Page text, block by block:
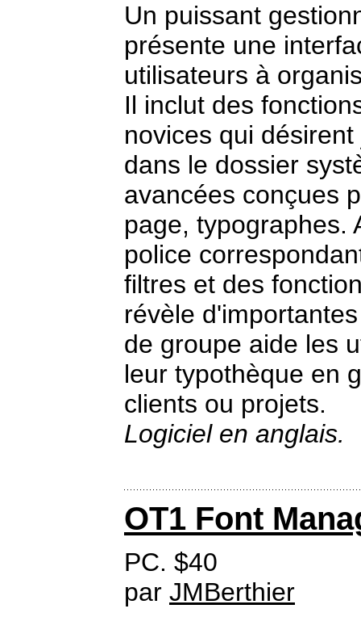
Un puissant
présente une
utilisateurs à
Il inclut des
novices qui
dans le dossier
avancées conçues
page, typographes.
police
filtres et des
révèle
de groupe aide les
leur typothèque en
clients ou projets.
Logiciel en anglais.
OT1 Font
PC. $40
par JMBerthier